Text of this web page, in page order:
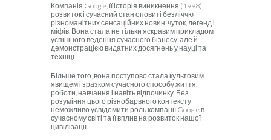
Компанія Google, її історія виникнення (1998),
розвиток і сучасний стан оповиті безліччю
різноманітних сенсаційних новин, чуток, легенд і
міфів. Вона стала не тільки яскравим прикладом
успішного ведення сучасного бізнесу, але й
демонстрацією видатних досягнень у науці та
техніці.
Більше того, вона поступово стала культовим
явищем і зразком сучасного способу життя,
роботи, навчання і навіть відпочинку. Без
розуміння цього різнобарвного контексту
неможливо усвідомити роль компанії Google в
сучасному світі та її вплив на розвиток нашої
цивілізації.